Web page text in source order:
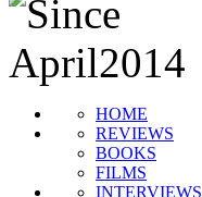
HOME
REVIEWS
BOOKS
FILMS
INTERVIEWS